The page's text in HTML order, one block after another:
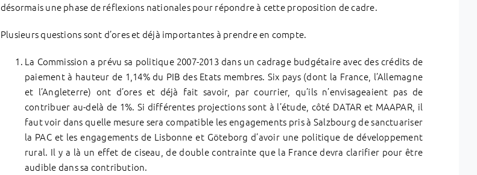
désormais une phase de réflexions nationales pour répondre à cette proposition de cadre.
Plusieurs questions sont d’ores et déjà importantes à prendre en compte.
La Commission a prévu sa politique 2007-2013 dans un cadrage budgétaire avec des crédits de
paiement à hauteur de 1,14% du PIB des Etats membres. Six pays (dont la France, l’Allemagne
et l’Angleterre) ont d’ores et déjà fait savoir, par courrier, qu’ils n’envisageaient pas de
contribuer au-delà de 1%. Si différentes projections sont à l’étude, côté DATAR et MAAPAR, il
faut voir dans quelle mesure sera compatible les engagements pris à Salzbourg de sanctuariser
la PAC et les engagements de Lisbonne et Göteborg d’avoir une politique de développement
rural. Il y a là un effet de ciseau, de double contrainte que la France devra clarifier pour être
audible dans sa contribution.